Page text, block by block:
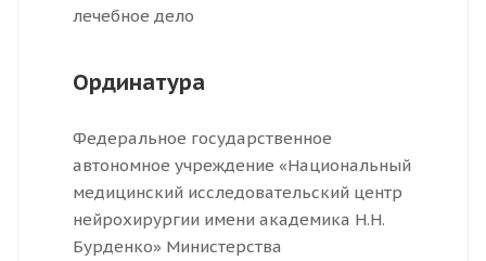
лечебное дело
Ординатура
Федеральное государственное
автономное учреждение «Национальный
медицинский исследовательский центр
нейрохирургии имени академика Н.Н.
Бурденко» Министерства